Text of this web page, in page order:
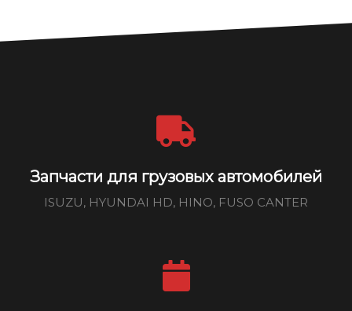
Запчасти для грузовых автомобилей
ISUZU, HYUNDAI HD, HINO, FUSO CANTER